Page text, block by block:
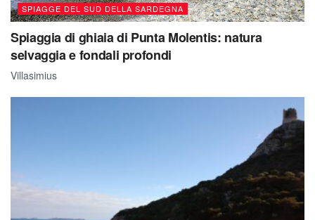
SPIAGGE DEL SUD DELLA SARDEGNA
Spiaggia di ghiaia di Punta Molentis: natura
selvaggia e fondali profondi
Villasimius